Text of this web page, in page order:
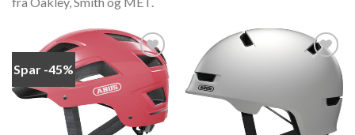
Spar -45%
Add to
wishlist
Add to
wishlist